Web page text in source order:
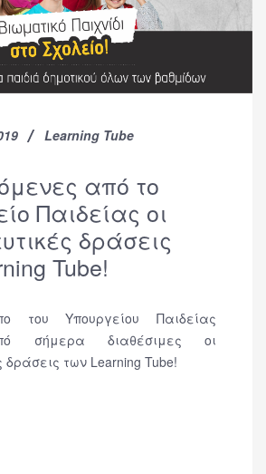
Learning Tube
από το
Παιδείας οι
δράσεις
Tube!
του Υπουργείου Παιδείας
σήμερα διαθέσιμες οι
δράσεις των Learning Tube!